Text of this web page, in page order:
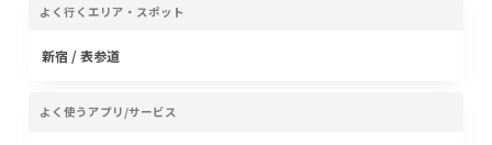
よく行くエリア・スポット
新宿 / 表参道
よく使うアプリ/サービス